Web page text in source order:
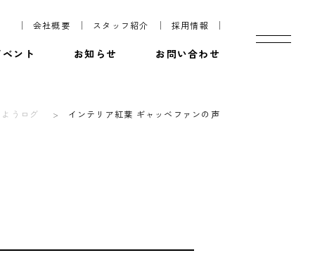
会社概要 スタッフ紹介 採用情報
ベント お知らせ お問い合わせ
ようログ インテリア紅葉 ギャッベファンの声